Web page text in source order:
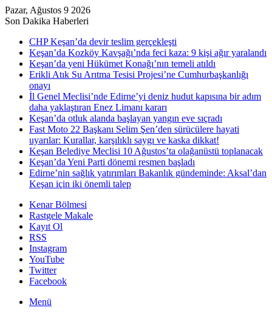
Pazar, Ağustos 9 2026
Son Dakika Haberleri
CHP Keşan’da devir teslim gerçekleşti
Keşan’da Kozköy Kavşağı’nda feci kaza: 9 kişi ağır yaralandı
Keşan’da yeni Hükümet Konağı’nın temeli atıldı
Erikli Atık Su Arıtma Tesisi Projesi’ne Cumhurbaşkanlığı
onayı
İl Genel Meclisi’nde Edirne’yi deniz hudut kapısına bir adım
daha yaklaştıran Enez Limanı kararı
Keşan’da otluk alanda başlayan yangın eve sıçradı
Fast Moto 22 Başkanı Selim Şen’den sürücülere hayati
uyarılar: Kurallar, karşılıklı saygı ve kaska dikkat!
Keşan Belediye Meclisi 10 Ağustos’ta olağanüstü toplanacak
Keşan’da Yeni Parti dönemi resmen başladı
Edirne’nin sağlık yatırımları Bakanlık gündeminde: Aksal’dan
Keşan için iki önemli talep
Kenar Bölmesi
Rastgele Makale
Kayıt Ol
RSS
Instagram
YouTube
Twitter
Facebook
Menü